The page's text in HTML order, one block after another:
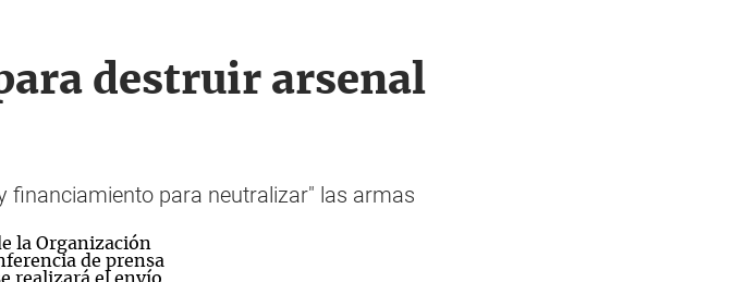
destruir arsenal
financiamiento para neutralizar" las armas